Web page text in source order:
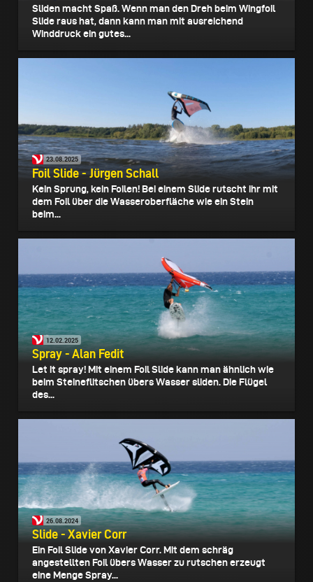
Sliden macht Spaß. Wenn man den Dreh beim Wingfoil
Slide raus hat, dann kann man mit ausreichend
Winddruck ein gutes...
23.08.2025
Foil Slide - Jürgen Schall
Kein Sprung, kein Foilen! Bei einem Slide rutscht ihr mit
dem Foil über die Wasseroberfläche wie ein Stein
beim...
12.02.2025
Spray - Alan Fedit
Let it spray! Mit einem Foil Slide kann man ähnlich wie
beim Steineflitschen übers Wasser sliden. Die Flügel
des...
26.08.2024
Slide - Xavier Corr
Ein Foil Slide von Xavier Corr. Mit dem schräg
angestellten Foil übers Wasser zu rutschen erzeugt
eine Menge Spray...